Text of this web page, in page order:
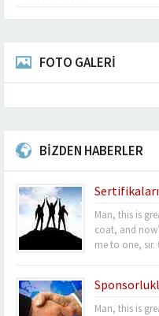
FOTO GALERİ
BİZDEN HABERLER
Man, this is
coat, and
me to one, sir.
Man, this is